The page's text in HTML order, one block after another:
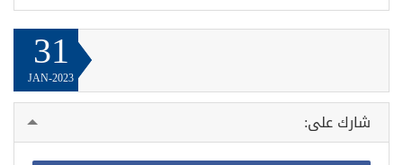
31
JAN-2023
شارك على: